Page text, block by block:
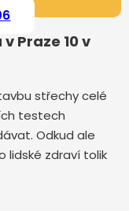
Praze 10 v
střechy celé
testech
Odkud ale
lidské zdraví tolik